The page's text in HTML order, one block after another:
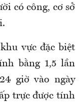
có công, cơ sở
.
vực đặc biệt
bằng 1,5 lần
giờ vào ngày
trực được tính